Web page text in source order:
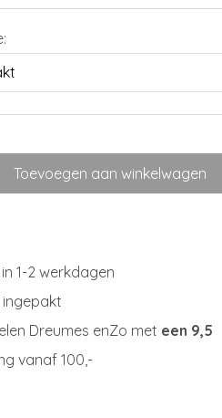
Toevoegen aan winkelwagen
in 1-2 werkdagen
Dreumes enZo met een 9,5
vanaf 100,-